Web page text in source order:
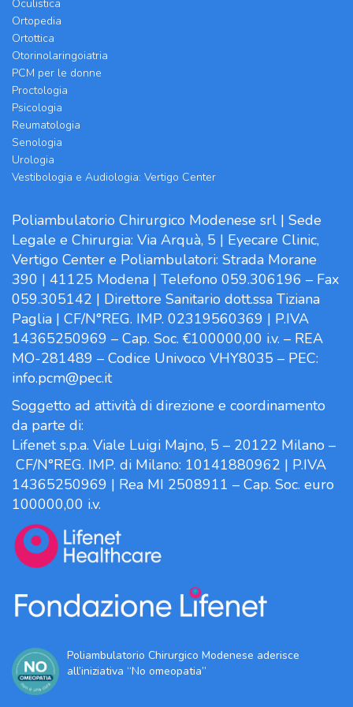
Oculistica
Ortopedia
Ortottica
Otorinolaringoiatria
PCM per le donne
Proctologia
Psicologia
Reumatologia
Senologia
Urologia
Vestibologia e Audiologia: Vertigo Center
Poliambulatorio Chirurgico Modenese srl | Sede
Legale e Chirurgia: Via Arquà, 5 | Eyecare Clinic,
Vertigo Center e Poliambulatori: Strada Morane
390 | 41125 Modena | Telefono 059.306196 – Fax
059.305142 | Direttore Sanitario dott.ssa Tiziana
Paglia | CF/N°REG. IMP. 02319560369 | P.IVA
14365250969 – Cap. Soc. €100000,00 i.v. – REA
MO-281489 – Codice Univoco VHY8035 – PEC:
info.pcm@pec.it
Soggetto ad attività di direzione e coordinamento
da parte di:
Lifenet s.p.a. Viale Luigi Majno, 5 – 20122 Milano –
CF/N°REG. IMP. di Milano: 10141880962 | P.IVA
14365250969 | Rea MI 2508911 – Cap. Soc. euro
100000,00 i.v.
Poliambulatorio Chirurgico Modenese aderisce
all’iniziativa “No omeopatia”